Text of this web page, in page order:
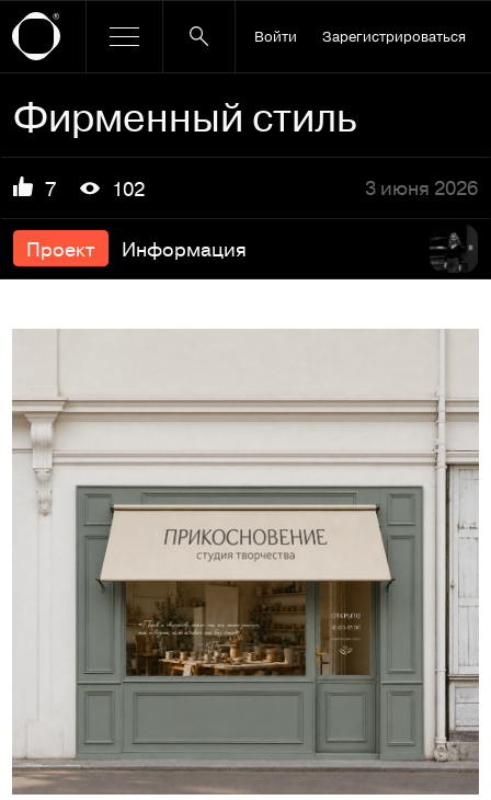
Войти Зарегистрироваться
Фирменный стиль
7 102 3 июня 2026
Проект Информация